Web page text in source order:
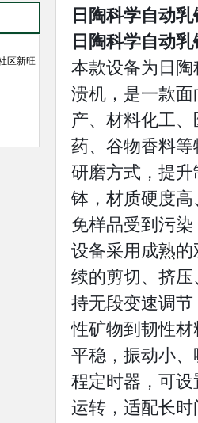
日陶科学自动
日陶科学自动
本款设备为日
溃机，是一款
产、材料化工
药、谷物香料
研磨方式，提
钵，材质硬度
免样品受到污
设备采用成熟
续的剪切、挤
持无段变速调
性矿物到韧性
平稳，振动小
程定时器，可
运转，适配长
区新旺